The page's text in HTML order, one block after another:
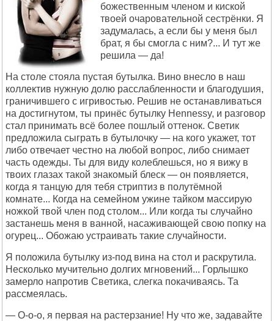
божественным членом и киской
твоей очаровательной сестрёнки. Я
задумалась, а если бы у меня был
брат, я бы смогла с ним?... И тут же
решила — да!
На столе стояла пустая бутылка. Вино внесло в наш
коллектив нужную долю расслабленности и благодушия,
граничившего с игривостью. Решив не останавливаться
на достигнутом, ты принёс бутылку Hеnnеssy, и разговор
стал принимать всё более пошлый оттенок. Светик
предложила сыграть в бутылочку — на кого укажет, тот
либо отвечает честно на любой вопрос, либо снимает
часть одежды. Ты для виду колеблешься, но я вижу в
твоих глазах такой знакомый блеск — он появляется,
когда я танцую для тебя стриптиз в полутёмной
комнате... Когда на семейном ужине тайком массирую
ножкой твой член под столом... Или когда ты случайно
застанешь меня в ванной, насаживающей свою попку на
огурец... Обожаю устраивать такие случайности.
Я положила бутылку из-под вина на стол и раскрутила.
Несколько мучительно долгих мгновений... Горлышко
замерло напротив Светика, слегка покачиваясь. Та
рассмеялась.
— О-о-о, я первая на растерзание! Ну что же, задавайте